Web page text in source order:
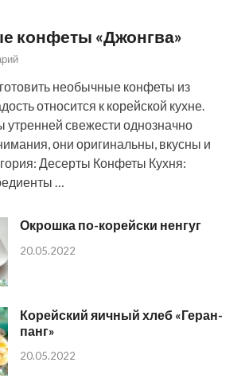
конфеты «Джонгва»
необычные конфеты из
относится к корейской кухне.
утренней свежести однозначно
они оригинальны, вкусны и
Десерты Конфеты Кухня:
…
Окрошка по-корейски ненгуг
20.05.2022
Корейский яичный хлеб «Геран-
панг»
20.05.2022